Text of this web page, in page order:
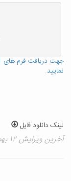
جهت دریافت فرم های 1و 2 کارشناسی ارشد بدون آزمون 1401
نمایید.
لینک دانلود فایل
آخرین ویرایش ۱۲ بهمن ۱۴۰۰